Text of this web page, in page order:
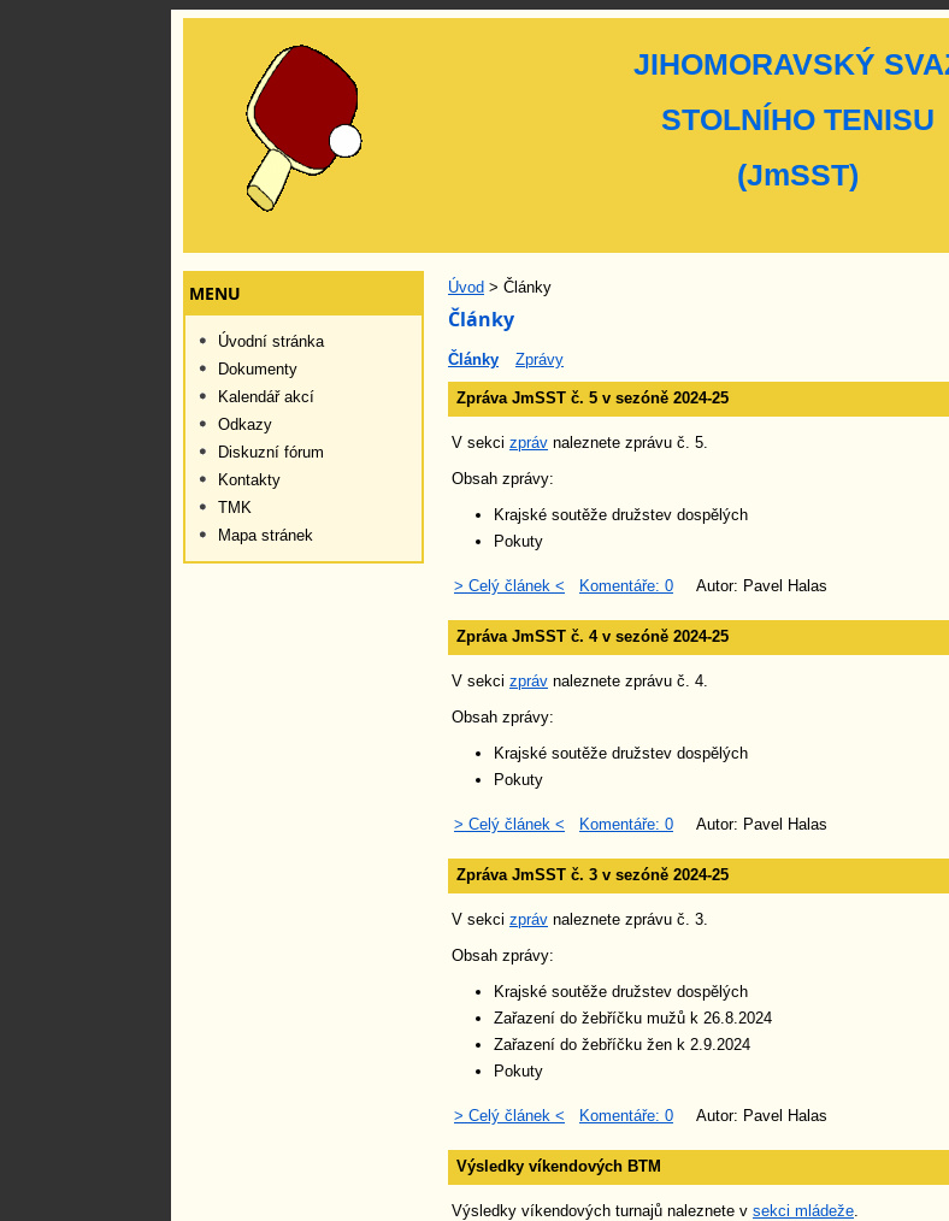
Úvod > Články
Články
Články Zprávy
Zpráva JmSST č. 5 v sezóně 2024-25
V sekci zpráv naleznete zprávu č. 5.
Obsah zprávy:
Krajské soutěže družstev dospělých
Pokuty
> Celý článek < Komentáře: 0 Autor: Pavel Halas
Zpráva JmSST č. 4 v sezóně 2024-25
V sekci zpráv naleznete zprávu č. 4.
Obsah zprávy:
Krajské soutěže družstev dospělých
Pokuty
> Celý článek < Komentáře: 0 Autor: Pavel Halas
Zpráva JmSST č. 3 v sezóně 2024-25
V sekci zpráv naleznete zprávu č. 3.
Obsah zprávy:
Krajské soutěže družstev dospělých
Zařazení do žebříčku mužů k 26.8.2024
Zařazení do žebříčku žen k 2.9.2024
Pokuty
> Celý článek < Komentáře: 0 Autor: Pavel Halas
Výsledky víkendových BTM
Výsledky víkendových turnajů naleznete v sekci mládeže.
MENU
Úvodní stránka
Dokumenty
Kalendář akcí
Odkazy
Diskuzní fórum
Kontakty
TMK
Mapa stránek
JIHOMORAVSKÝ
STOLNÍHO TENISU
(JmSST)